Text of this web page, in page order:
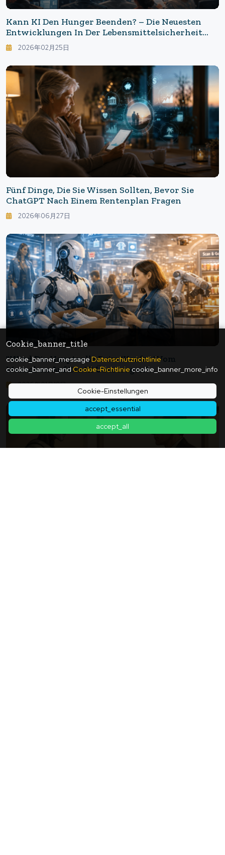
Cookie_banner_title
cookie_banner_messageDatenschutzrichtlinie
cookie_banner_andCookie-Richtliniecookie_banner_more_info
Cookie-Einstellungen
accept_essential
accept_all
Kann KI Den Hunger Beenden? – Die Neuesten
Entwicklungen In Der Lebensmittelsicherheit
Mit Natürlicher Sprachverarbeitung Und Die
Diskrepanz In Den Sozialen Medien
2026年02月25日
Fünf Dinge, Die Sie Wissen Sollten, Bevor Sie
ChatGPT Nach Einem Rentenplan Fragen
2026年06月27日
"Wird Die Hauptrolle Beim 'Kaufen' Vom
Menschen Auf Die KI Übertragen?
Dem Einzelhandelsfestival"
2026年01月18日